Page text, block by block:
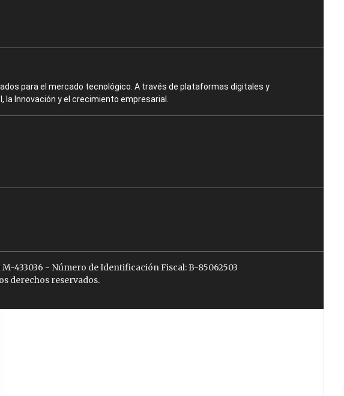
para el mercado tecnológico. A través de plataformas digitales y
Innovación y el crecimiento empresarial.
433036 - Número de Identificación Fiscal: B-85062503
derechos reservados.